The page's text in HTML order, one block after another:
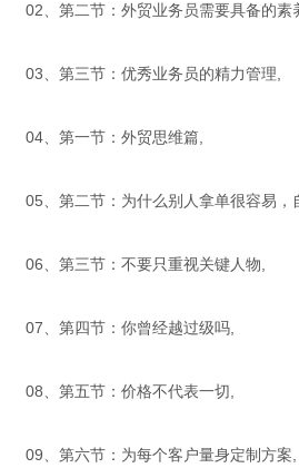
02、第二节：外贸业务员需要具备的素
03、第三节：优秀业务员的精力管理,
04、第一节：外贸思维篇,
05、第二节：为什么别人拿单很容易，
06、第三节：不要只重视关键人物,
07、第四节：你曾经越过级吗,
08、第五节：价格不代表一切,
09、第六节：为每个客户量身定制方案,